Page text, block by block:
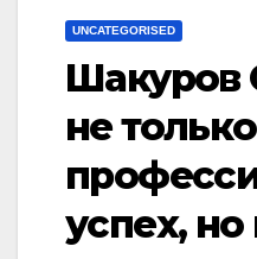
UNCATEGORISED
Шакуров
не только
успех, но